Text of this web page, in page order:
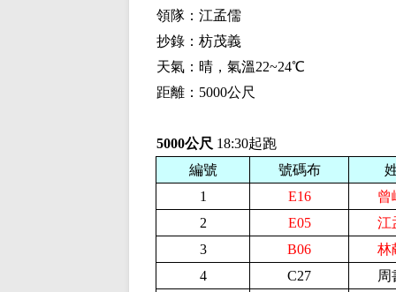
領隊：江孟儒
抄錄：枋茂義
天氣：晴，氣溫22~24℃
距離：5000公尺
5000公尺 18:30起跑
編號
號碼布
1
E16
曾
2
E05
江
3
B06
林
4
C27
周